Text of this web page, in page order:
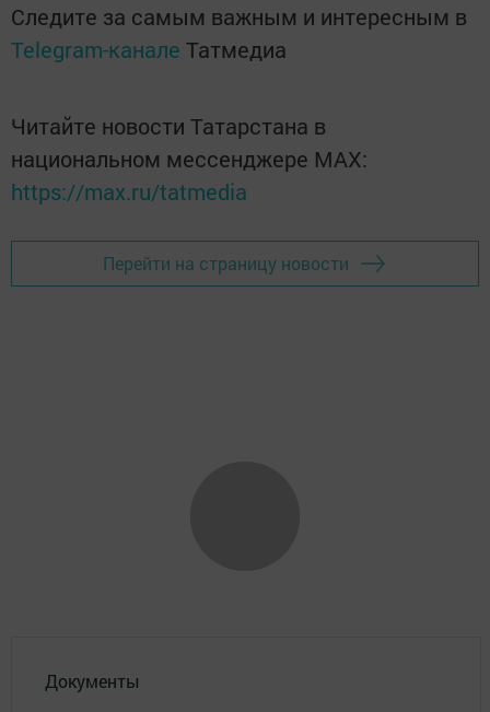
Следите за самым важным и интересным в
Telegram-канале Татмедиа
Читайте новости Татарстана в
национальном мессенджере MАХ:
https://max.ru/tatmedia
Перейти на страницу новости
Документы